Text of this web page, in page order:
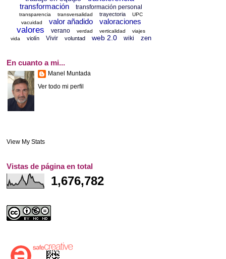
transformación
transformación personal
transparencia transversalidad trayectoria
UPC
vacuidad
valor añadido valoraciones
valores verano verdad verticalidad
viajes
vida
violín Vivir voluntad web 2.0 wiki zen
En cuanto a mi...
Manel Muntada
Ver todo mi perfil
View My Stats
Vistas de página en total
1,676,782